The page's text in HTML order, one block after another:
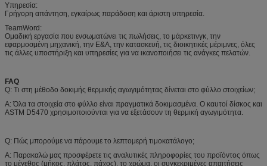
Υπηρεσία:
Γρήγορη απάντηση, εγκαίρως παράδοση και άριστη υπηρεσία.
TeamWord:
Ομαδική εργασία που ενσωματώνει τις πωλήσεις, το μάρκετινγκ, την
εφαρμοσμένη μηχανική, την Ε&Α, την κατασκευή, τις διοικητικές μέριμνες, όλες
τις άλλες υποστήριξη και υπηρεσίες για να ικανοποιήσει τις ανάγκες πελατών.
FAQ
Q: Τι στη μέθοδο δοκιμής θερμικής αγωγιμότητας δίνεται στο φύλλο στοιχείων;
Α: Όλα τα στοιχεία στο φύλλο είναι πραγματικά δοκιμασμένα. Ο καυτοί δίσκος και
ASTM D5470 χρησιμοποιούνται για να εξετάσουν τη θερμική αγωγιμότητα.
Q: Πώς μπορούμε να πάρουμε το λεπτομερή τιμοκατάλογο;
Α: Παρακαλώ μας προσφέρετε τις αναλυτικές πληροφορίες του προϊόντος όπως
το μέγεθος (μήκος, πλάτος, πάχος), το χρώμα, οι συγκεκριμένες απαιτήσεις